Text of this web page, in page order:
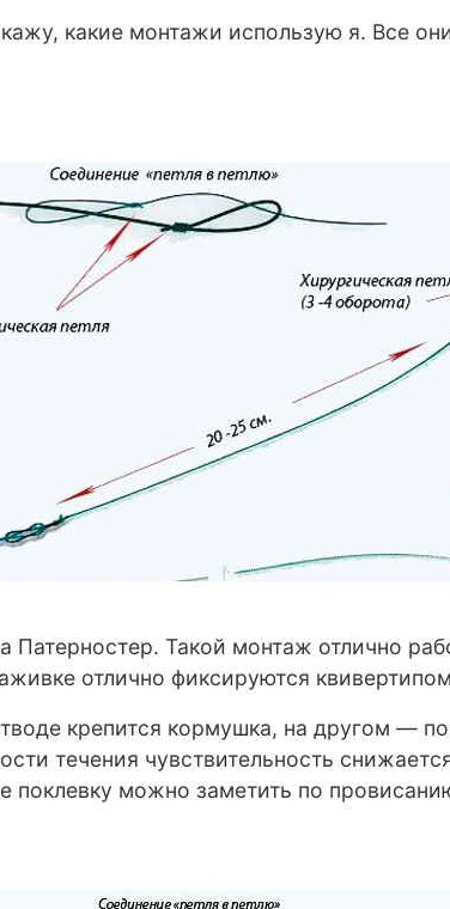
какие монтажи использую я. Все
Такой монтаж отлично
отлично фиксируются
крепится кормушка, на другом —
течения чувствительность
поклевку можно заметить по